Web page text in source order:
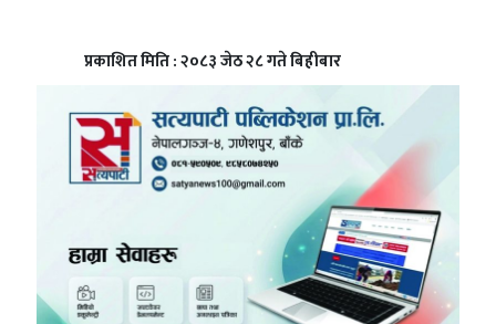
प्रकाशित मिति : २०८३ जेठ २८ गते बिहीबार